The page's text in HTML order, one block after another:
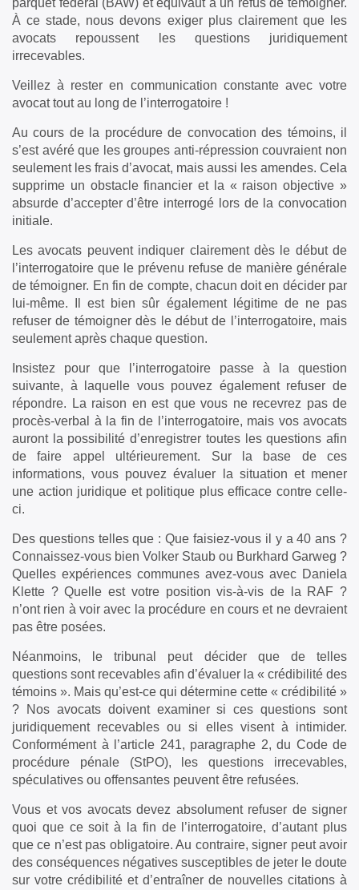
parquet fédéral (BAW) et équivaut à un refus de témoigner.
À ce stade, nous devons exiger plus clairement que les
avocats repoussent les questions juridiquement
irrecevables.
Veillez à rester en communication constante avec votre
avocat tout au long de l’interrogatoire !
Au cours de la procédure de convocation des témoins, il
s’est avéré que les groupes anti-répression couvraient non
seulement les frais d’avocat, mais aussi les amendes. Cela
supprime un obstacle financier et la « raison objective »
absurde d’accepter d’être interrogé lors de la convocation
initiale.
Les avocats peuvent indiquer clairement dès le début de
l’interrogatoire que le prévenu refuse de manière générale
de témoigner. En fin de compte, chacun doit en décider par
lui-même. Il est bien sûr également légitime de ne pas
refuser de témoigner dès le début de l’interrogatoire, mais
seulement après chaque question.
Insistez pour que l’interrogatoire passe à la question
suivante, à laquelle vous pouvez également refuser de
répondre. La raison en est que vous ne recevrez pas de
procès-verbal à la fin de l’interrogatoire, mais vos avocats
auront la possibilité d’enregistrer toutes les questions afin
de faire appel ultérieurement. Sur la base de ces
informations, vous pouvez évaluer la situation et mener
une action juridique et politique plus efficace contre celle-
ci.
Des questions telles que : Que faisiez-vous il y a 40 ans ?
Connaissez-vous bien Volker Staub ou Burkhard Garweg ?
Quelles expériences communes avez-vous avec Daniela
Klette ? Quelle est votre position vis-à-vis de la RAF ?
n’ont rien à voir avec la procédure en cours et ne devraient
pas être posées.
Néanmoins, le tribunal peut décider que de telles
questions sont recevables afin d’évaluer la « crédibilité des
témoins ». Mais qu’est-ce qui détermine cette « crédibilité »
? Nos avocats doivent examiner si ces questions sont
juridiquement recevables ou si elles visent à intimider.
Conformément à l’article 241, paragraphe 2, du Code de
procédure pénale (StPO), les questions irrecevables,
spéculatives ou offensantes peuvent être refusées.
Vous et vos avocats devez absolument refuser de signer
quoi que ce soit à la fin de l’interrogatoire, d’autant plus
que ce n’est pas obligatoire. Au contraire, signer peut avoir
des conséquences négatives susceptibles de jeter le doute
sur votre crédibilité et d’entraîner de nouvelles citations à